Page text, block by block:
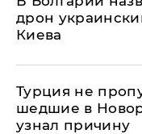
дрон
Киева
Турция не
шедшие в
узнал причину